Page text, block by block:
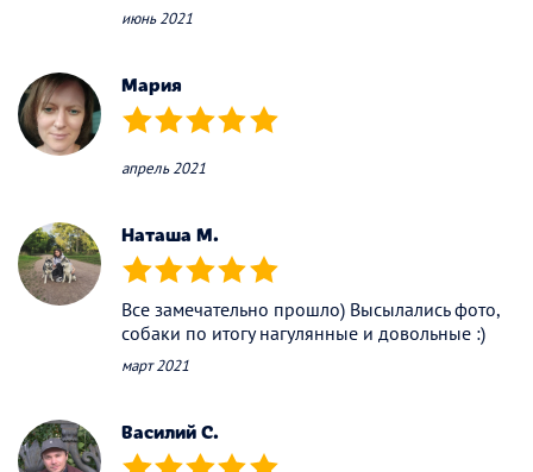
июнь 2021
Мария
(*) (*) (*) (*) (*)
апрель 2021
Наташа М.
(*) (*) (*) (*) (*)
Все замечательно прошло) Высылались фото,
собаки по итогу нагулянные и довольные :)
март 2021
Василий С.